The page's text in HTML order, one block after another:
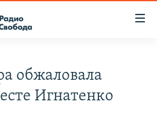
обжаловала
Игнатенко